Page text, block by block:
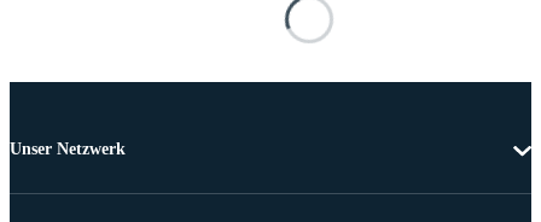
Unser Netzwerk